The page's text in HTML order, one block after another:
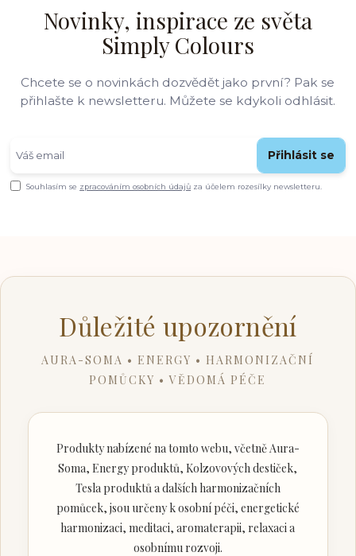
Novinky, inspirace ze světa
Simply Colours
Chcete se o novinkách dozvědět jako první? Pak se
přihlašte k newsletteru. Můžete se kdykoli odhlásit.
Přihlásit se
Souhlasím se zpracováním osobních údajů za účelem rozesílky newsletteru.
Důležité upozornění
AURA-SOMA • ENERGY • HARMONIZAČNÍ
POMŮCKY • VĚDOMÁ PÉČE
Produkty nabízené na tomto webu, včetně Aura-
Soma, Energy produktů, Kolzovových destiček,
Tesla produktů a dalších harmonizačních
pomůcek, jsou určeny k osobní péči, energetické
harmonizaci, meditaci, aromaterapii, relaxaci a
osobnímu rozvoji.